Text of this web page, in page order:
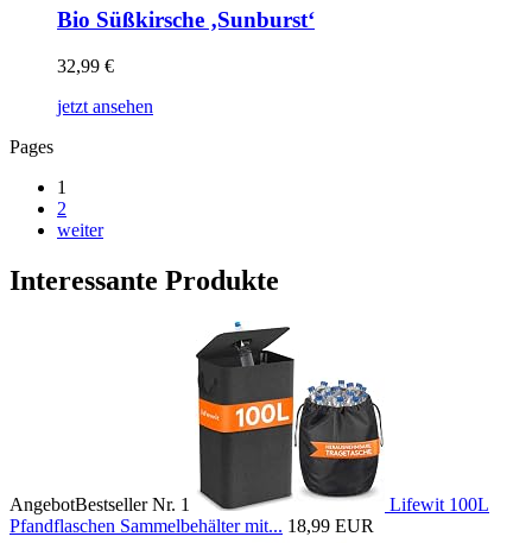
Bio Süßkirsche ‚Sunburst‘
32,99 €
jetzt ansehen
Pages
1
2
weiter
Interessante Produkte
AngebotBestseller Nr. 1
Lifewit 100L
Pfandflaschen Sammelbehälter mit... 18,99 EUR